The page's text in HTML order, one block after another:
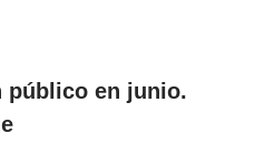
público en junio.